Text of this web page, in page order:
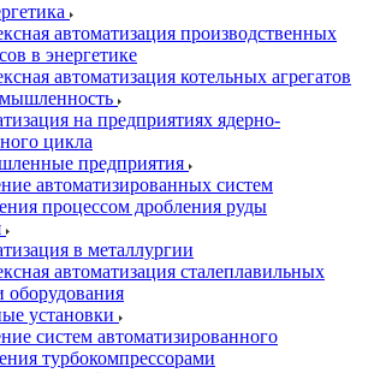
автоматизация производственных
в энергетике
автоматизация котельных агрегатов
на предприятиях ядерно-
цикла
предприятия
автоматизированных систем
процессом дробления руды
в металлургии
автоматизация сталеплавильных
оборудования
установки
систем автоматизированного
турбокомпрессорами